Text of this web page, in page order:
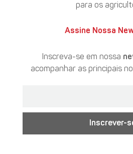
para os
Assine Nossa
Inscreva-se em nossa
acompanhar as principais
Inscrever-